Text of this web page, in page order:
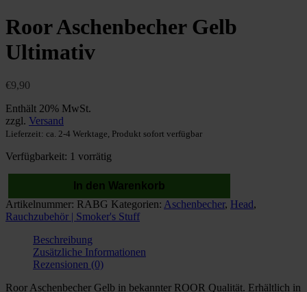
Roor Aschenbecher Gelb
Ultimativ
€9,90
Enthält 20% MwSt.
zzgl. Versand
Lieferzeit: ca. 2-4 Werktage, Produkt sofort verfügbar
Verfügbarkeit: 1 vorrätig
Aschenbecher
Gelb
Menge
In den Warenkorb
Artikelnummer: RABG Kategorien: Aschenbecher, Head,
Rauchzubehör | Smoker's Stuff
Beschreibung
Zusätzliche Informationen
Rezensionen (0)
Roor Aschenbecher Gelb in bekannter ROOR Qualität. Erhältlich in